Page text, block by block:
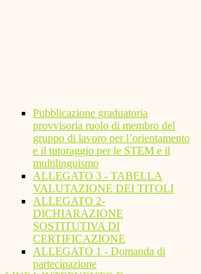
Pubblicazione graduatoria
provvisoria ruolo di membro del
gruppo di lavoro per l’orientamento
e il tutoraggio per le STEM e il
multilinguismo
ALLEGATO 3 - TABELLA
VALUTAZIONE DEI TITOLI
ALLEGATO 2-
DICHIARAZIONE
SOSTITUTIVA DI
CERTIFICAZIONE
ALLEGATO 1 - Domanda di
partecipazione